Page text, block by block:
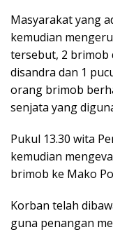
Masyarakat yang
kemudian
tersebut, 2 brimob
disandra dan 1
orang brimob
senjata yang
Pukul 13.30 wita
kemudian
brimob ke Mako
Korban telah
guna penangan